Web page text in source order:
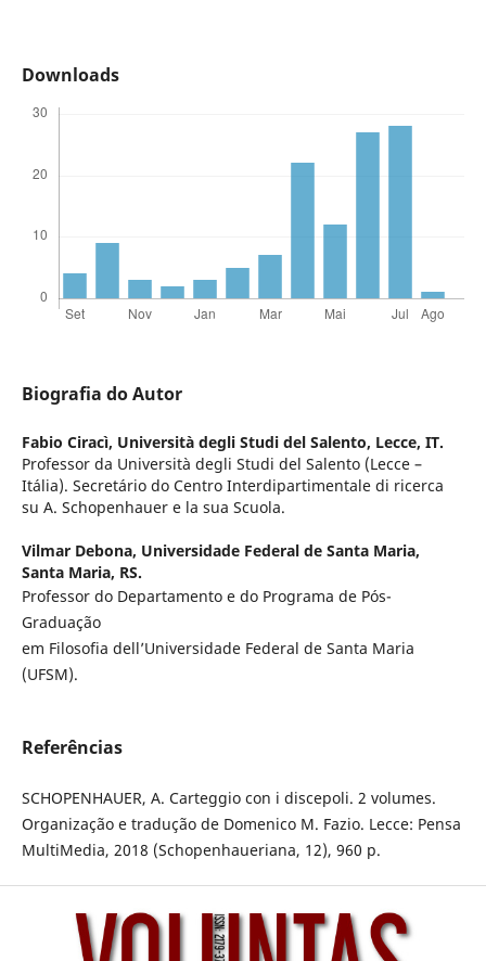
Downloads
Biografia do Autor
Fabio Ciracì, Università degli Studi del Salento, Lecce, IT.
Professor da Università degli Studi del Salento (Lecce –
Itália). Secretário do Centro Interdipartimentale di ricerca
su A. Schopenhauer e la sua Scuola.
Vilmar Debona, Universidade Federal de Santa Maria,
Santa Maria, RS.
Professor do Departamento e do Programa de Pós-
Graduação
em Filosofia dell’Universidade Federal de Santa Maria
(UFSM).
Referências
SCHOPENHAUER, A. Carteggio con i discepoli. 2 volumes.
Organização e tradução de Domenico M. Fazio. Lecce: Pensa
MultiMedia, 2018 (Schopenhaueriana, 12), 960 p.